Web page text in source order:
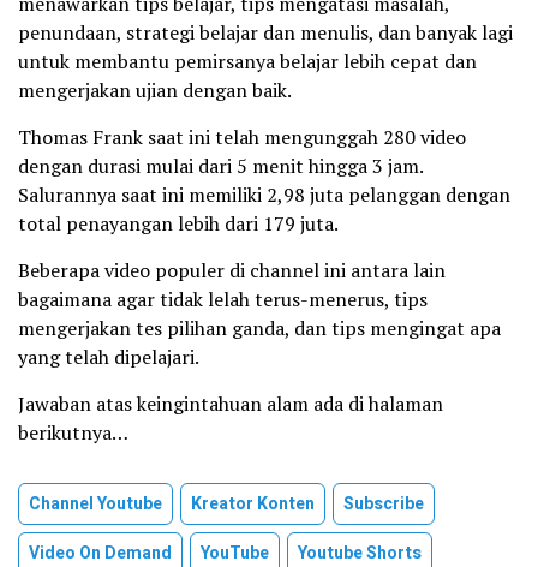
penundaan, strategi belajar dan menulis, dan banyak lagi
untuk membantu pemirsanya belajar lebih cepat dan
mengerjakan ujian dengan baik.
Thomas Frank saat ini telah mengunggah 280 video
dengan durasi mulai dari 5 menit hingga 3 jam.
Salurannya saat ini memiliki 2,98 juta pelanggan dengan
total penayangan lebih dari 179 juta.
Beberapa video populer di channel ini antara lain
bagaimana agar tidak lelah terus-menerus, tips
mengerjakan tes pilihan ganda, dan tips mengingat apa
yang telah dipelajari.
Jawaban atas keingintahuan alam ada di halaman
berikutnya…
Channel Youtube Kreator Konten
Subscribe
Video On Demand
YouTube
Youtube Shorts